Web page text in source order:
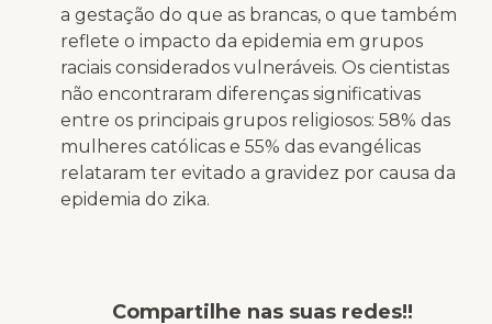
a gestação do que as brancas, o que também
reflete o impacto da epidemia em grupos
raciais considerados vulneráveis. Os cientistas
não encontraram diferenças significativas
entre os principais grupos religiosos: 58% das
mulheres católicas e 55% das evangélicas
relataram ter evitado a gravidez por causa da
epidemia do zika.
Compartilhe nas suas redes!!